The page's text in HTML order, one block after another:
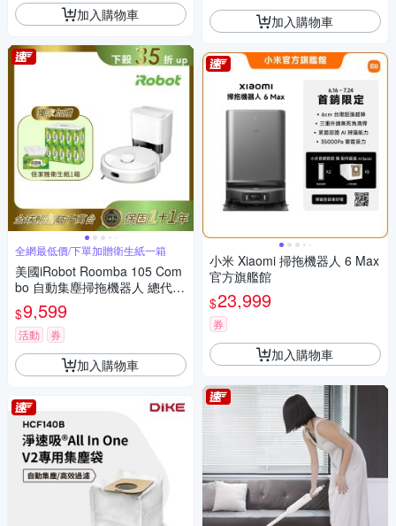
加入購物車
全網最低價/下單加贈衛生紙一箱
美國iRobot Roomba 105 Com
bo 自動集塵掃拖機器人 總代理
保固1+1年
$9,599
活動 券
加入購物車
加入購物車
小米 Xiaomi 掃拖機器人 6 Max
官方旗艦館
$23,999
券
加入購物車